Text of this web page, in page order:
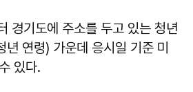
경기도에 주소를 두고 있는 청년
년 연령) 가운데 응시일 기준 미
있다.